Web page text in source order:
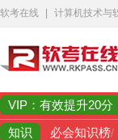
软考在线 计算机技术与
VIP：有效提升20分
知识 必会知识榜/